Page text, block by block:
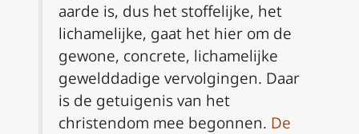
aarde is, dus het stoffelijke, het
lichamelijke, gaat het hier om de
gewone, concrete, lichamelijke
gewelddadige vervolgingen. Daar
is de getuigenis van het
christendom mee begonnen. De